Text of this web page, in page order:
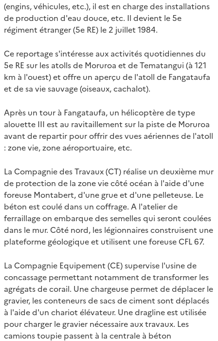
(engins, véhicules, etc.), il est en charge des installations
de production d'eau douce, etc. Il devient le 5e
régiment étranger (5e RE) le 2 juillet 1984.
Ce reportage s'intéresse aux activités quotidiennes du
5e RE sur les atolls de Moruroa et de Tematangui (à 121
km à l'ouest) et offre un aperçu de l'atoll de Fangataufa
et de sa vie sauvage (oiseaux, cachalot).
Après un tour à Fangataufa, un hélicoptère de type
alouette III est au ravitaillement sur la piste de Moruroa
avant de repartir pour offrir des vues aériennes de l'atoll
: zone vie, zone aéroportuaire, etc.
La Compagnie des Travaux (CT) réalise un deuxième mur
de protection de la zone vie côté océan à l'aide d'une
foreuse Montabert, d'une grue et d'une pelleteuse. Le
béton est coulé dans un coffrage. A l'atelier de
ferraillage on embarque des semelles qui seront coulées
dans le mur. Côté nord, les légionnaires construisent une
plateforme géologique et utilisent une foreuse CFL 67.
La Compagnie Equipement (CE) supervise l'usine de
concassage permettant notamment de transformer les
agrégats de corail. Une chargeuse permet de déplacer le
gravier, les conteneurs de sacs de ciment sont déplacés
à l'aide d'un chariot élévateur. Une dragline est utilisée
pour charger le gravier nécessaire aux travaux. Les
camions toupie passent à la centrale à béton